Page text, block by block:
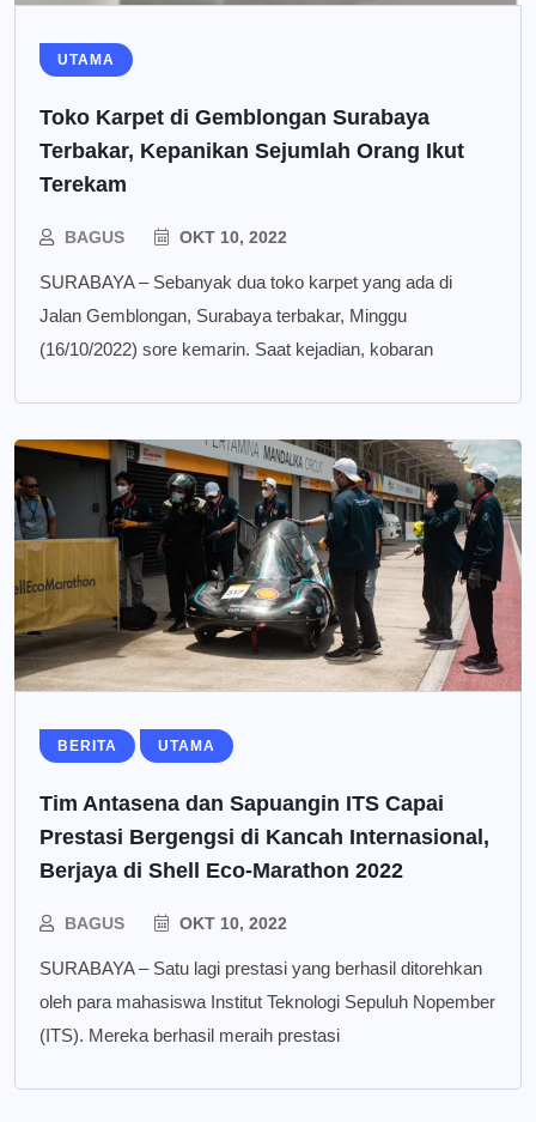
UTAMA
Toko Karpet di Gemblongan Surabaya
Terbakar, Kepanikan Sejumlah Orang Ikut
Terekam
BAGUS OKT 10, 2022
SURABAYA – Sebanyak dua toko karpet yang ada di
Jalan Gemblongan, Surabaya terbakar, Minggu
(16/10/2022) sore kemarin. Saat kejadian, kobaran
BERITA UTAMA
Tim Antasena dan Sapuangin ITS Capai
Prestasi Bergengsi di Kancah Internasional,
Berjaya di Shell Eco-Marathon 2022
BAGUS OKT 10, 2022
SURABAYA – Satu lagi prestasi yang berhasil ditorehkan
oleh para mahasiswa Institut Teknologi Sepuluh Nopember
(ITS). Mereka berhasil meraih prestasi